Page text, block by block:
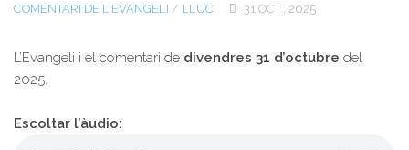
Notícies
Italiano
English
COMENTARI DE L'EVANGELI / LLUC 31 OCT., 2025
L’Evangeli i el comentari de divendres 31 d’octubre del
2025.
Escoltar l’àudio: